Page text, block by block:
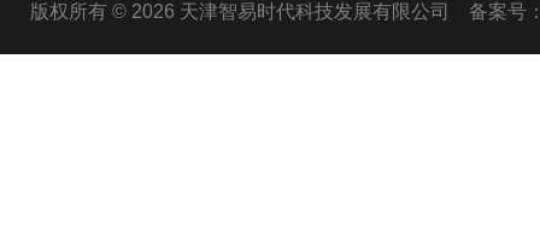
版权所有 © 2026 天津智易时代科技发展有限公司 备案号